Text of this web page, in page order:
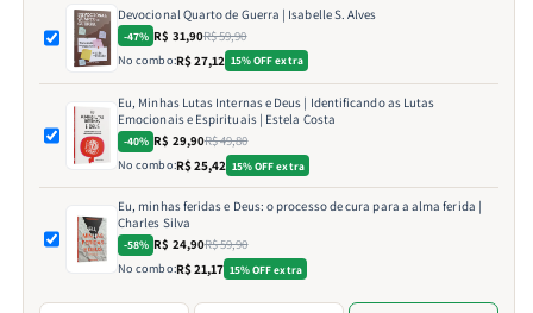
Devocional Quarto de Guerra | Isabelle S. Alves
-47% R$ 31,90R$ 59,90
No combo:R$ 27,12 15% OFF extra
Eu, Minhas Lutas Internas e Deus | Identificando as Lutas
Emocionais e Espirituais | Estela Costa
-40% R$ 29,90R$ 49,80
No combo:R$ 25,42 15% OFF extra
Eu, minhas feridas e Deus: o processo de cura para a alma ferida |
Charles Silva
-58% R$ 24,90R$ 59,90
No combo:R$ 21,17 15% OFF extra